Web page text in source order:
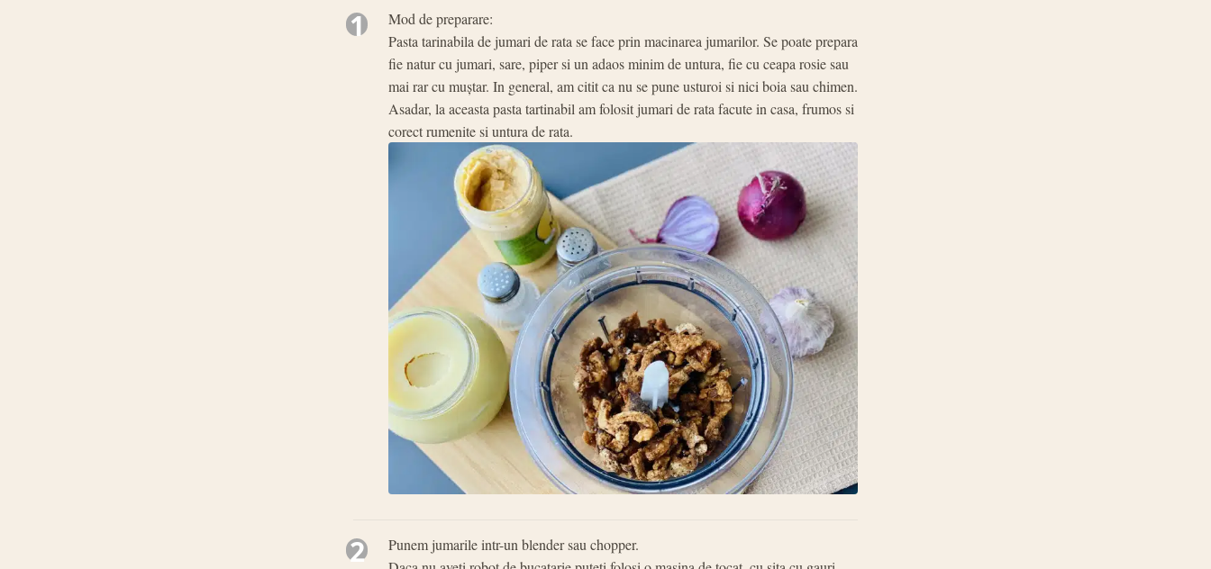
1
Mod de preparare:
Pasta tarinabila de jumari de rata se face prin macinarea jumarilor. Se poate prepara
fie natur cu jumari, sare, piper si un adaos minim de untura, fie cu ceapa rosie sau
mai rar cu muștar. In general, am citit ca nu se pune usturoi si nici boia sau chimen.
Asadar, la aceasta pasta tartinabil am folosit jumari de rata facute in casa, frumos si
corect rumenite si untura de rata.
2
Punem jumarile intr-un blender sau chopper.